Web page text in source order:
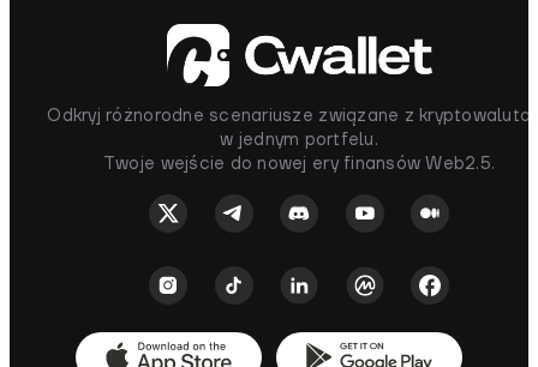
Odkryj różnorodne scenariusze związane z
w jednym portfelu.
Twoje wejście do nowej ery finansów Web2.5.